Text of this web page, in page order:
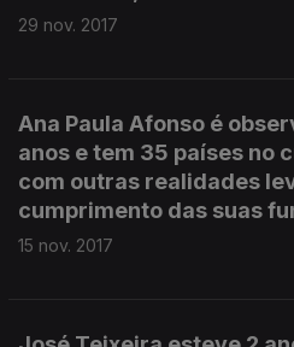
29 nov. 2017
Ana Paula Afonso é
anos e tem 35 países no
com outras realidades
cumprimento das suas
15 nov. 2017